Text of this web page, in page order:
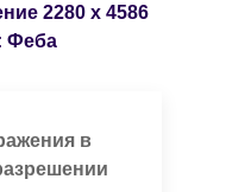
2280 x 4586
Феба
в